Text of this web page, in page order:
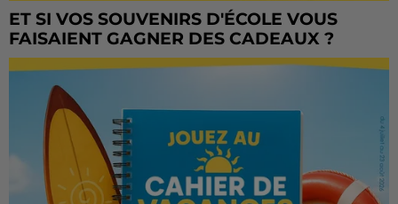
ET SI VOS SOUVENIRS D'ÉCOLE VOUS
FAISAIENT GAGNER DES CADEAUX ?